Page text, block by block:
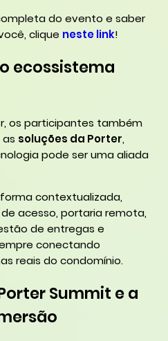
do evento e saber
clique neste link!
ecossistema
os participantes também
soluções da Porter,
pode ser uma aliada
contextualizada,
acesso, portaria remota,
de entregas e
conectando
reais do condomínio.
Summit e a